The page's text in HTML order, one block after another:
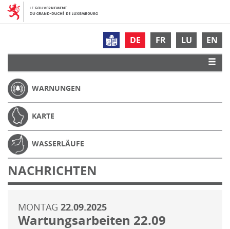
DE FR LU EN
WARNUNGEN
KARTE
WASSERLÄUFE
NACHRICHTEN
MONTAG 22.09.2025
Wartungsarbeiten 22.09